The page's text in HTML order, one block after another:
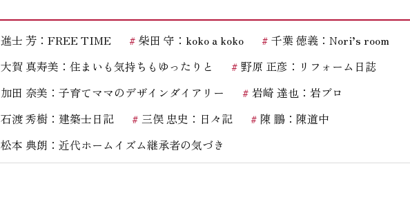
床暖房
無結露50年保証
モデルハウス
お客様の声
進士 芳：FREE TIME 柴田 守：koko a koko
千葉 徳義：Nori’s room
大賀 真寿美：住まいも気持ちもゆったりと
野原 正彦：リフォーム日誌
加田 奈美：子育てママのデザインダイアリー
岩崎 達也：岩ブロ
石渡 秀樹：建築士日記
三俣 忠史：日々記
陳 鵬：陳道中
松本 典朗：近代ホームイズム継承者の気づき